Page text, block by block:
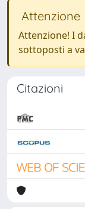
Attenzione
Attenzione! I
sottoposti a
Citazioni